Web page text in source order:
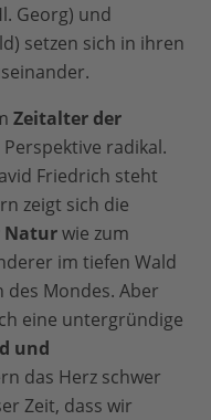
Georg) und
setzen sich in ihren
Zeitalter der
radikal.
Friedrich steht
zeigt sich die
Naturwie zum
im tiefen Wald
des Mondes. Aber
eine untergründige
und
das Herz schwer
Zeit, dass wir